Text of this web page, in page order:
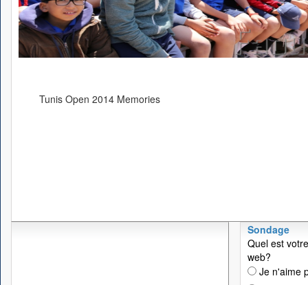
Tunis Open 2014 Memories
Sondage
Quel est
web?
Je n'aime